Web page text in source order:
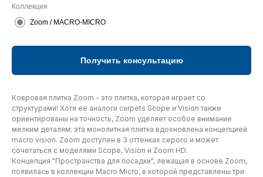
Коллекция
Zoom / MACRO-MICRO
Получить консультацию
Ковровая плитка Zoom - это плитка, которая играет со
структурами! Хотя ее аналоги carpets Scope и Vision также
ориентированы на точность, Zoom уделяет особое внимание
мелким деталям: эта монолитная плитка вдохновлена концепцией
macro vision. Zoom доступен в 3 оттенках серого и может
сочетаться с моделями Scope, Vision и Zoom HD.
Концепция "Пространства для посадки", лежащая в основе Zoom,
появилась в коллекции Macro Micro, в которой представлены три